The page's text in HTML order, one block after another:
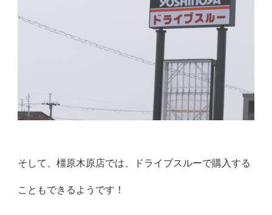
そして、橿原木原店では、ドライブスルーで購入する
こともできるようです！